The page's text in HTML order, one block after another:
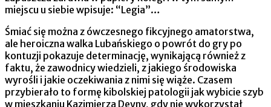
miejscu u siebie wpisuje: “Legia”…
Śmiać się można z ówczesnego fikcyjnego amatorstwa,
ale heroiczna walka Lubańskiego o powrót do gry po
kontuzji pokazuje determinację, wynikającą również z
faktu, że zawodnicy wiedzieli, z jakiego środowiska
wyrośli i jakie oczekiwania z nimi się wiąże. Czasem
przybierało to formę kibolskiej patologii jak wybicie szyb
w mieszkaniu Kazimierza Deyny, gdy nie wykorzystał